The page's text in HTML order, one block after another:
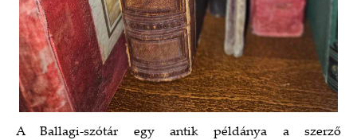
A Ballagi-szótár egy antik példánya a szerző